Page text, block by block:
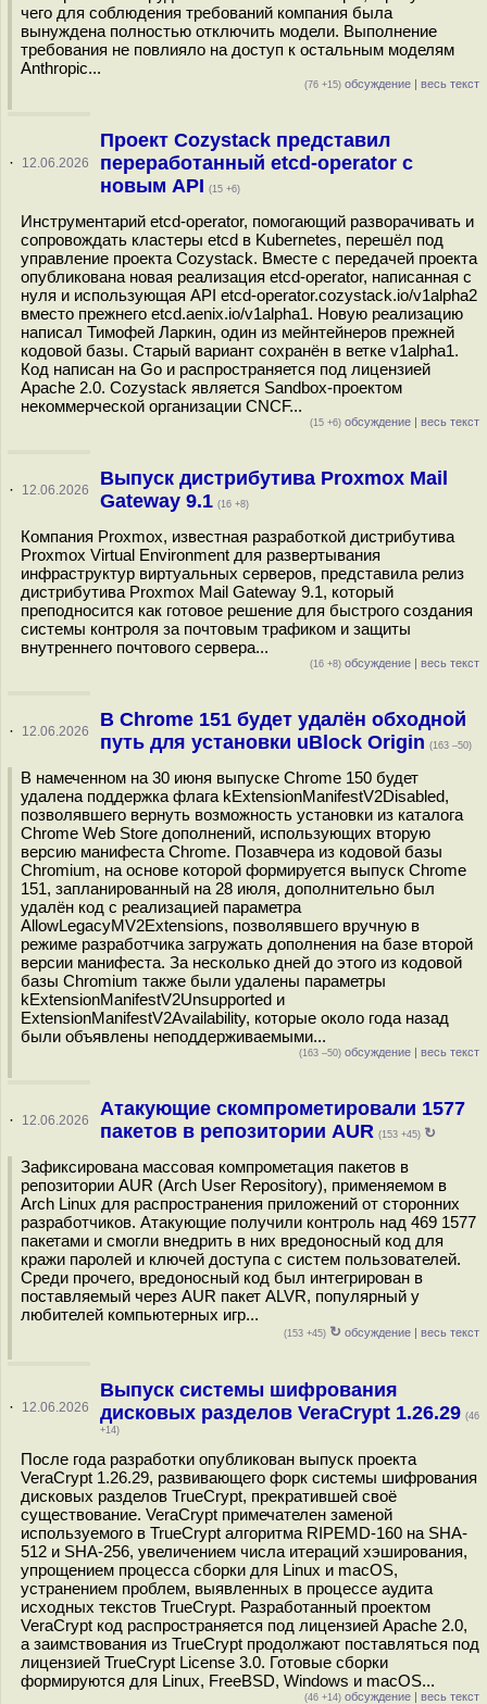
чего для соблюдения требований компания была
вынуждена полностью отключить модели. Выполнение
требования не повлияло на доступ к остальным моделям
Anthropic...
(76 +15) обсуждение | весь текст
· 12.06.2026
Проект Cozystack представил
переработанный etcd-operator с
новым API (15 +6)
Инструментарий etcd-operator, помогающий разворачивать и
сопровождать кластеры etcd в Kubernetes, перешёл под
управление проекта Cozystack. Вместе с передачей проекта
опубликована новая реализация etcd-operator, написанная с
нуля и использующая API etcd-operator.cozystack.io/v1alpha2
вместо прежнего etcd.aenix.io/v1alpha1. Новую реализацию
написал Тимофей Ларкин, один из мейнтейнеров прежней
кодовой базы. Старый вариант сохранён в ветке v1alpha1.
Код написан на Go и распространяется под лицензией
Apache 2.0. Cozystack является Sandbox-проектом
некоммерческой организации CNCF...
(15 +6) обсуждение | весь текст
· 12.06.2026
Выпуск дистрибутива Proxmox Mail
Gateway 9.1 (16 +8)
Компания Proxmox, известная разработкой дистрибутива
Proxmox Virtual Environment для развертывания
инфраструктур виртуальных серверов, представила релиз
дистрибутива Proxmox Mail Gateway 9.1, который
преподносится как готовое решение для быстрого создания
системы контроля за почтовым трафиком и защиты
внутреннего почтового сервера...
(16 +8) обсуждение | весь текст
· 12.06.2026
В Chrome 151 будет удалён обходной
путь для установки uBlock Origin (163 –50)
В намеченном на 30 июня выпуске Chrome 150 будет
удалена поддержка флага kExtensionManifestV2Disabled,
позволявшего вернуть возможность установки из каталога
Chrome Web Store дополнений, использующих вторую
версию манифеста Chrome. Позавчера из кодовой базы
Chromium, на основе которой формируется выпуск Chrome
151, запланированный на 28 июля, дополнительно был
удалён код с реализацией параметра
AllowLegacyMV2Extensions, позволявшего вручную в
режиме разработчика загружать дополнения на базе второй
версии манифеста. За несколько дней до этого из кодовой
базы Chromium также были удалены параметры
kExtensionManifestV2Unsupported и
ExtensionManifestV2Availability, которые около года назад
были объявлены неподдерживаемыми...
(163 –50) обсуждение | весь текст
· 12.06.2026
Атакующие скомпрометировали 1577
пакетов в репозитории AUR (153 +45) ↻
Зафиксирована массовая компрометация пакетов в
репозитории AUR (Arch User Repository), применяемом в
Arch Linux для распространения приложений от сторонних
разработчиков. Атакующие получили контроль над 469 1577
пакетами и смогли внедрить в них вредоносный код для
кражи паролей и ключей доступа с систем пользователей.
Среди прочего, вредоносный код был интегрирован в
поставляемый через AUR пакет ALVR, популярный у
любителей компьютерных игр...
(153 +45) ↻ обсуждение | весь текст
· 12.06.2026
Выпуск системы шифрования
дисковых разделов VeraCrypt 1.26.29 (46
+14)
После года разработки опубликован выпуск проекта
VeraCrypt 1.26.29, развивающего форк системы шифрования
дисковых разделов TrueCrypt, прекратившей своё
существование. VeraCrypt примечателен заменой
используемого в TrueCrypt алгоритма RIPEMD-160 на SHA-
512 и SHA-256, увеличением числа итераций хэширования,
упрощением процесса сборки для Linux и macOS,
устранением проблем, выявленных в процессе аудита
исходных текстов TrueCrypt. Разработанный проектом
VeraCrypt код распространяется под лицензией Apache 2.0,
а заимствования из TrueCrypt продолжают поставляться под
лицензией TrueCrypt License 3.0. Готовые сборки
формируются для Linux, FreeBSD, Windows и macOS...
(46 +14) обсуждение | весь текст